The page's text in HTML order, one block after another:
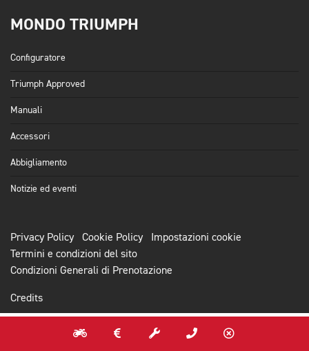
MONDO TRIUMPH
Configuratore
Triumph Approved
Manuali
Accessori
Abbigliamento
Notizie ed eventi
Privacy Policy Cookie Policy
Impostazioni cookie
Termini e condizioni del sito
Condizioni Generali di Prenotazione
Credits